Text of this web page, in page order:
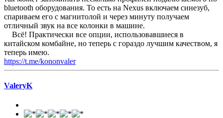
bluetooth оборудования. То есть на Nexus включаем синезуб,
спариваем его с магнитолой и через минуту получаем
отличный звук на все колонки в машине.
Всё! Практически все опции, использовавшиеся в
китайском комбайне, но теперь с гораздо лучшим качеством, я
теперь имею.
https://t.me/kononvaler
ValeryK